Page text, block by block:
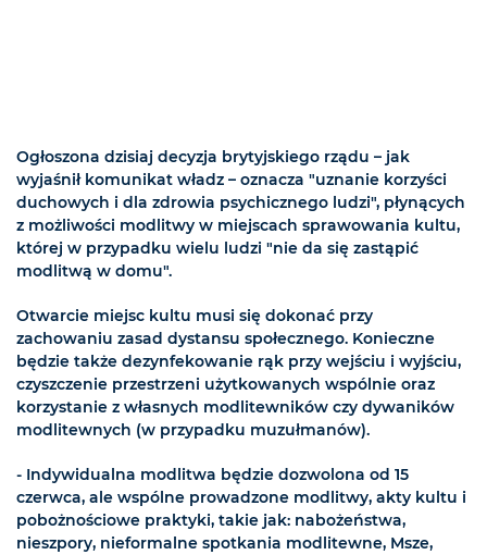
Ogłoszona dzisiaj decyzja brytyjskiego rządu – jak
wyjaśnił komunikat władz – oznacza "uznanie korzyści
duchowych i dla zdrowia psychicznego ludzi", płynących
z możliwości modlitwy w miejscach sprawowania kultu,
której w przypadku wielu ludzi "nie da się zastąpić
modlitwą w domu".
Otwarcie miejsc kultu musi się dokonać przy
zachowaniu zasad dystansu społecznego. Konieczne
będzie także dezynfekowanie rąk przy wejściu i wyjściu,
czyszczenie przestrzeni użytkowanych wspólnie oraz
korzystanie z własnych modlitewników czy dywaników
modlitewnych (w przypadku muzułmanów).
- Indywidualna modlitwa będzie dozwolona od 15
czerwca, ale wspólne prowadzone modlitwy, akty kultu i
pobożnościowe praktyki, takie jak: nabożeństwa,
nieszpory, nieformalne spotkania modlitewne, Msze,